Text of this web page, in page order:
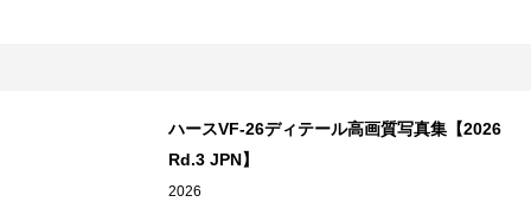
ハースVF-26ディテール高画質写真集【2026
Rd.3 JPN】
2026